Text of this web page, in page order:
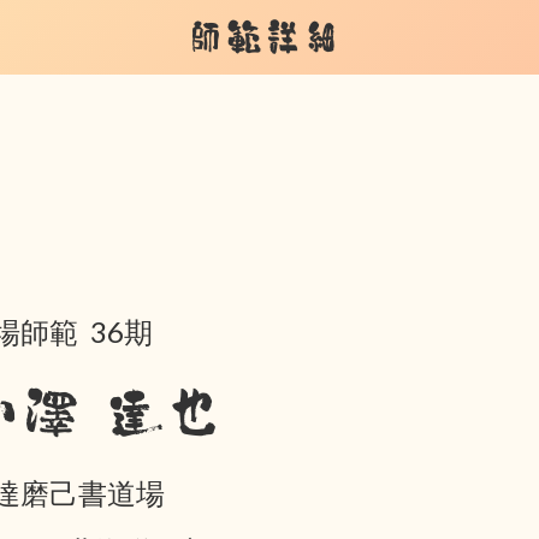
師範詳細
師範 36期
澤 達也
磨己書道場